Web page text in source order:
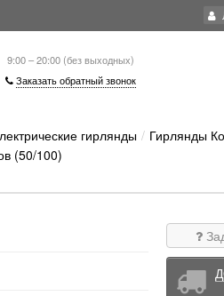
9:00 – 20:00 (без выходных)
Заказать обратный звонок
гирлянды
Гирлянды
(50/100)